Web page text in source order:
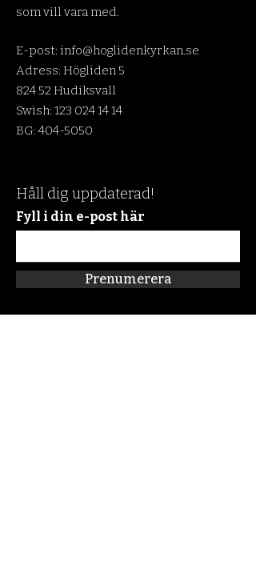
som vill vara med.
E-post: info@hoglidenkyrkan.se
Adress: Högliden 5
824 52 Hudiksvall
Swish: 123 024 14 14
BG:404-5050
Håll dig uppdaterad!
Fyll i din e-post här
Prenumerera